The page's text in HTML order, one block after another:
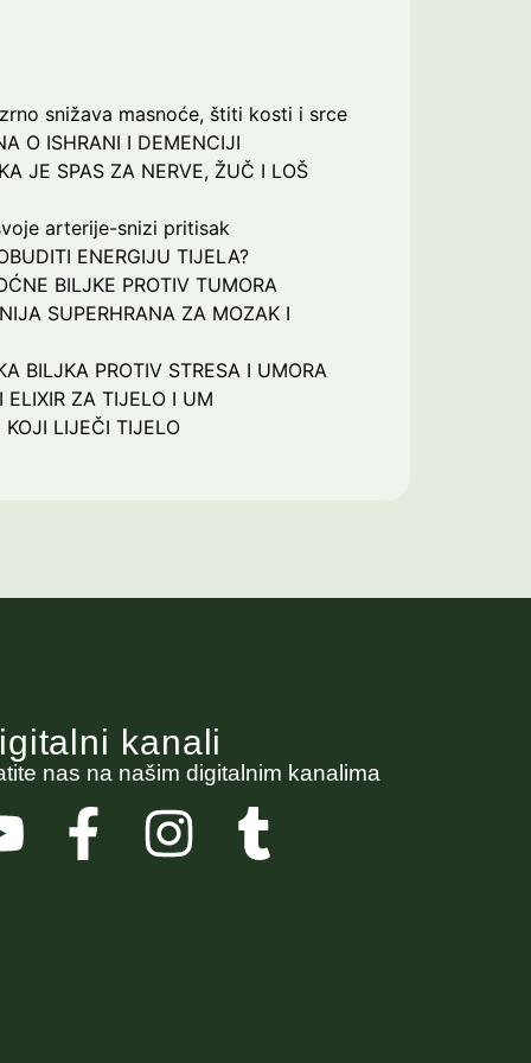
snižava masnoće, štiti kosti i srce
O ISHRANI I DEMENCIJI
JE SPAS ZA NERVE, ŽUČ I LOŠ
arterije-snizi pritisak
ENERGIJU TIJELA?
BILJKE PROTIV TUMORA
SUPERHRANA ZA MOZAK I
BILJKA PROTIV STRESA I UMORA
ELIXIR ZA TIJELO I UM
KOJI LIJEČI TIJELO
kanali
nas na našim digitalnim kanalima